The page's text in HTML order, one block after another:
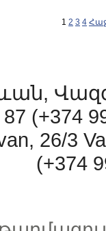
1 2 3 4
87 (+374
26/3
(+374